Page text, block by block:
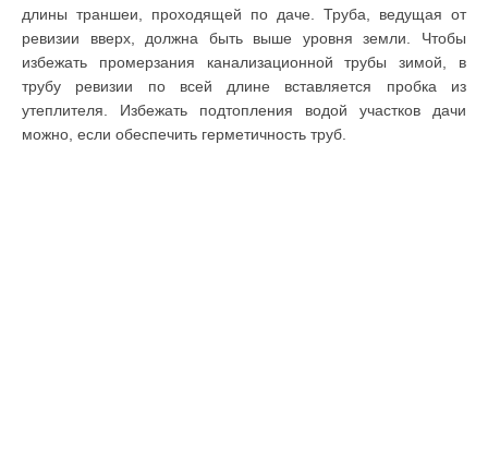
длины траншеи, проходящей по даче. Труба, ведущая от
ревизии вверх, должна быть выше уровня земли. Чтобы
избежать промерзания канализационной трубы зимой, в
трубу ревизии по всей длине вставляется пробка из
утеплителя. Избежать подтопления водой участков дачи
можно, если обеспечить герметичность труб.